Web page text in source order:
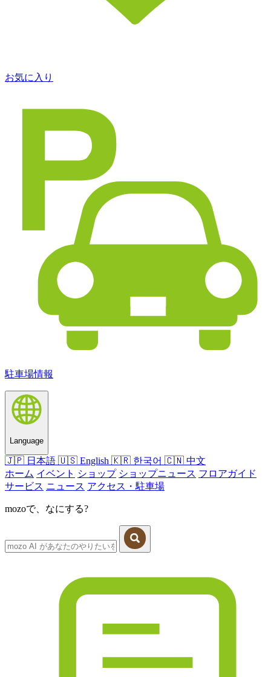
お気に入り
駐車場情報
Language
🇯🇵 日本語 🇺🇸 English 🇰🇷 한국어 🇨🇳 中文
ホーム イベント ショップ ショップニュース フロアガイド
サービス ニュース アクセス・駐車場
mozoで、なにする?